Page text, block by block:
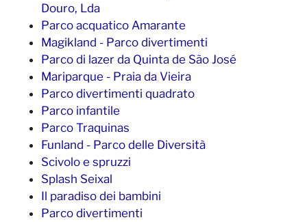
Douro, Lda
Parco acquatico Amarante
Magikland - Parco divertimenti
Parco di lazer da Quinta de São José
Mariparque - Praia da Vieira
Parco divertimenti quadrato
Parco infantile
Parco Traquinas
Funland - Parco delle Diversità
Scivolo e spruzzi
Splash Seixal
Il paradiso dei bambini
Parco divertimenti